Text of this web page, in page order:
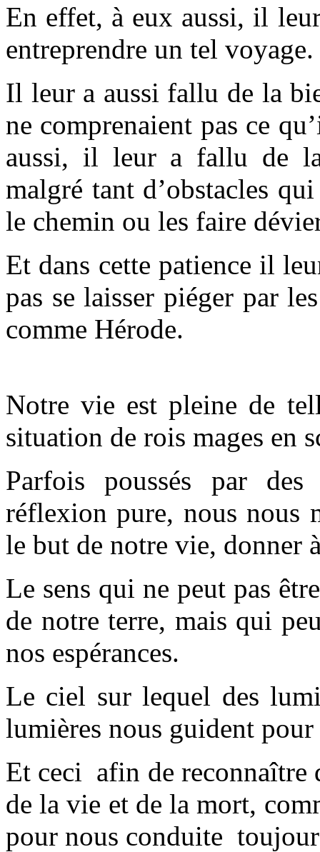
En effet, à eux aussi, il
entreprendre un tel voyage.
Il leur a aussi fallu de la
ne comprenaient pas ce
aussi, il leur a fallu de
malgré tant d’obstacles
le chemin ou les faire
Et dans cette patience il
pas se laisser piéger par
comme Hérode.
Notre vie est pleine de
situation de rois mages en
Parfois poussés par
réflexion pure, nous nous
le but de notre vie, donner
Le sens qui ne peut pas
de notre terre, mais qui
nos espérances.
Le ciel sur lequel des
lumières nous guident
Et ceci afin de reconnaître
de la vie et de la mort,
pour nous conduite